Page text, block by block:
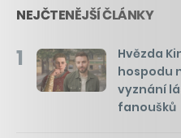
NEJČTENĚJŠÍ ČLÁNKY
1
Hvězda
hospodu
vyznání
fanoušků